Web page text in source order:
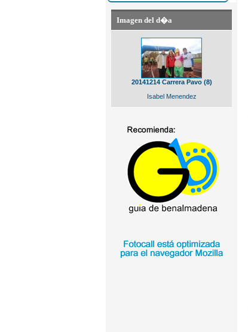
Imagen del d�a
20141214 Carrera Pavo (8)
Isabel Menendez